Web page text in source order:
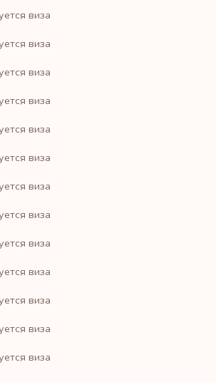
виза
виза
виза
виза
виза
виза
виза
виза
виза
виза
виза
виза
виза